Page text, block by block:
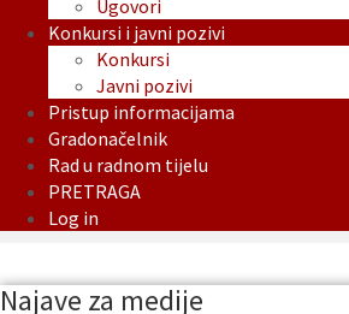
Ugovori
Konkursi i javni pozivi
Konkursi
Javni pozivi
Pristup informacijama
Gradonačelnik
Rad u radnom tijelu
PRETRAGA
Log in
Najave za medije